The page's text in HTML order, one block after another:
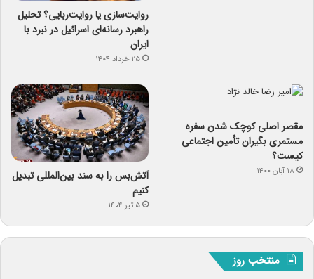
روایت‌سازی یا روایت‌ربایی؟ تحلیل
راهبرد رسانه‌ای اسرائیل در نبرد با
ایران
۲۵ خرداد ۱۴۰۴
مقصر اصلی کوچک شدن سفره
مستمری بگیران تأمین اجتماعی
کیست؟
۱۸ آبان ۱۴۰۰
آتش‌بس را به سند بین‌المللی تبدیل
کنیم
۵ تیر ۱۴۰۴
منتخب روز